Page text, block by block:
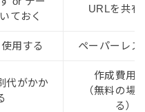
ておく
URLを共有
用する ペーパーレス
代がかか
作成費用
（無料の場
る）